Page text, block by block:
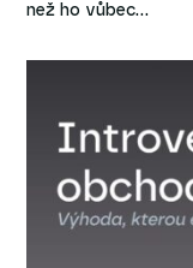
než ho vůbec…